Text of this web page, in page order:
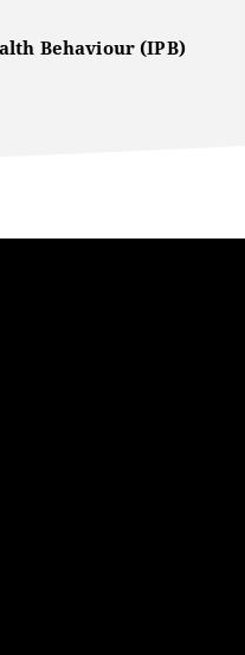
Behaviour (IPB)